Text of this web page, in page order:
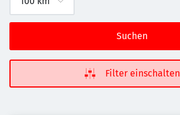
Suchen
Filter einschalten